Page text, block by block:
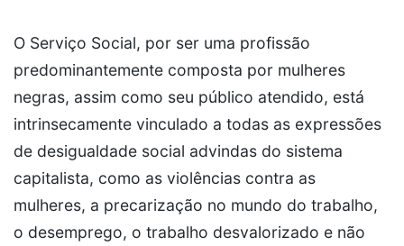
O Serviço Social, por ser uma profissão
predominantemente composta por mulheres
negras, assim como seu público atendido, está
intrinsecamente vinculado a todas as expressões
de desigualdade social advindas do sistema
capitalista, como as violências contra as
mulheres, a precarização no mundo do trabalho,
o desemprego, o trabalho desvalorizado e não